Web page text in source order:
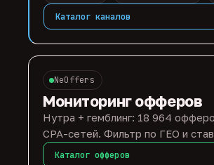
Каталог каналов
NeOffers
Мониторинг офферов
Нутра + гемблинг: 18 964
CPA-сетей. Фильтр по ГЕО и
Каталог офферов